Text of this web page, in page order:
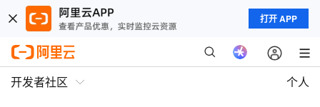
打开 APP
开发者社区 个人